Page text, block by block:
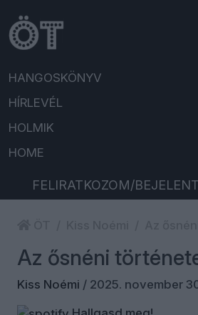
HANGOSKÖNYV
HÍRLEVÉL
HOLMIK
HOME
FELIRATKOZOM/
Az ősnéni
Kiss Noémi / 2025. november